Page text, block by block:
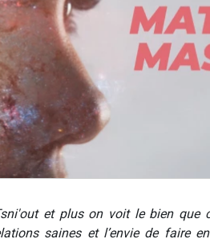
et plus on voit le bien que
saines et l’envie de faire